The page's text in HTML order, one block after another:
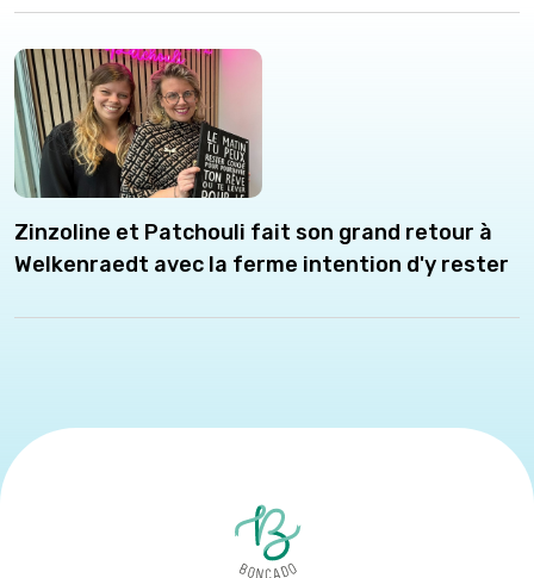
Zinzoline et Patchouli fait son grand retour à
Welkenraedt avec la ferme intention d'y rester